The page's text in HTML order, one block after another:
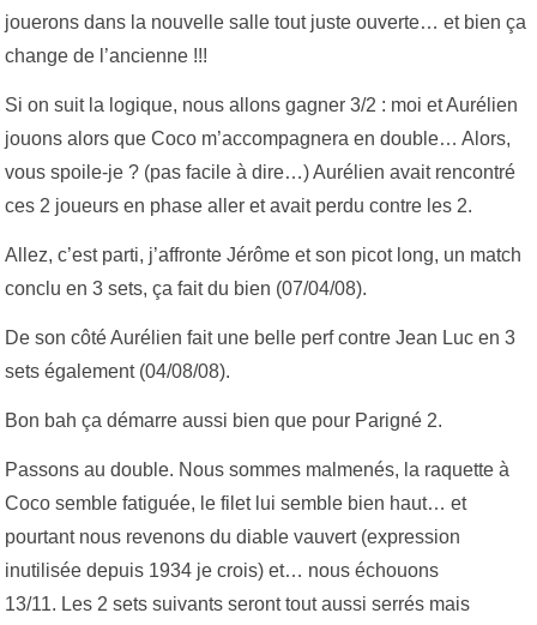
jouerons dans la nouvelle salle tout juste ouverte… et bien ça
change de l’ancienne !!!
Si on suit la logique, nous allons gagner 3/2 : moi et Aurélien
jouons alors que Coco m’accompagnera en double… Alors,
vous spoile-je ? (pas facile à dire…) Aurélien avait rencontré
ces 2 joueurs en phase aller et avait perdu contre les 2.
Allez, c’est parti, j’affronte Jérôme et son picot long, un match
conclu en 3 sets, ça fait du bien (07/04/08).
De son côté Aurélien fait une belle perf contre Jean Luc en 3
sets également (04/08/08).
Bon bah ça démarre aussi bien que pour Parigné 2.
Passons au double. Nous sommes malmenés, la raquette à
Coco semble fatiguée, le filet lui semble bien haut… et
pourtant nous revenons du diable vauvert (expression
inutilisée depuis 1934 je crois) et… nous échouons
13/11. Les 2 sets suivants seront tout aussi serrés mais